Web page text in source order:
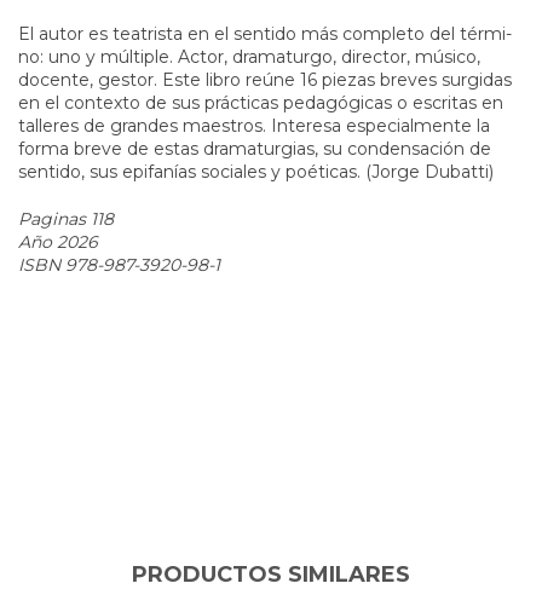
El autor es teatrista en el sentido más completo del térmi­
no: uno y múltiple. Actor, dramaturgo, director, músico,
docente, gestor. Este libro reúne 16 piezas breves surgidas
en el contexto de sus prácticas pedagógicas o escritas en
talleres de grandes maes­tros. Interesa especialmente la
forma breve de estas dramaturgias, su condensación de
sentido, sus epifanías sociales y poéticas. (Jorge Dubatti)
Paginas 118
Año 2026
ISBN 978-987-3920-98-1
PRODUCTOS SIMILARES